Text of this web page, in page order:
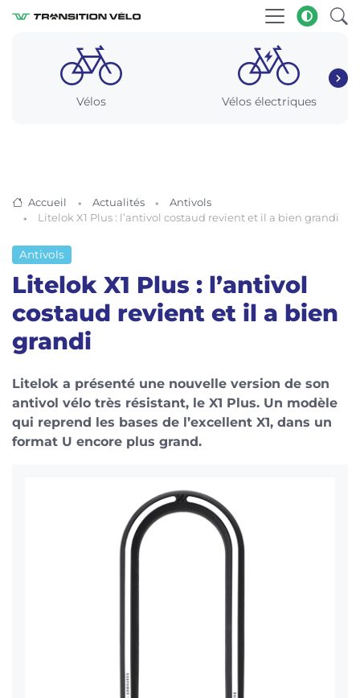
Vélos Vélos électriques
Accueil Actualités
Antivols
Litelok X1 Plus : l’antivol costaud revient et il a bien grandi
Antivols
Litelok X1 Plus : l’antivol
costaud revient et il a bien
grandi
Litelok a présenté une nouvelle version de son
antivol vélo très résistant, le X1 Plus. Un modèle
qui reprend les bases de l’excellent X1, dans un
format U encore plus grand.